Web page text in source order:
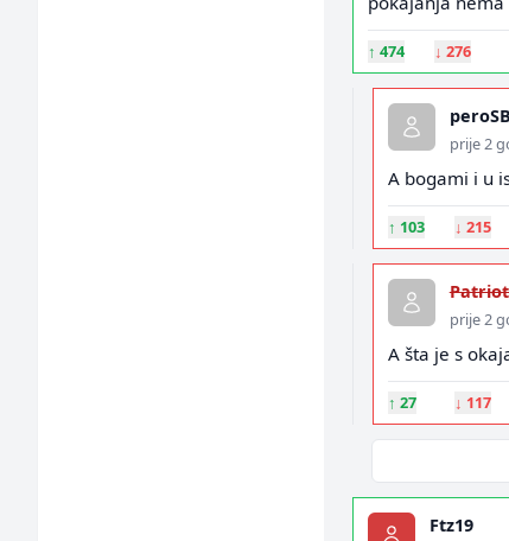
↑ 474 ↓ 276
peroSB
prije 2
A bogami i u
↑ 103 ↓ 215
prije 2
A šta je s
↑ 27 ↓ 117
Ftz19